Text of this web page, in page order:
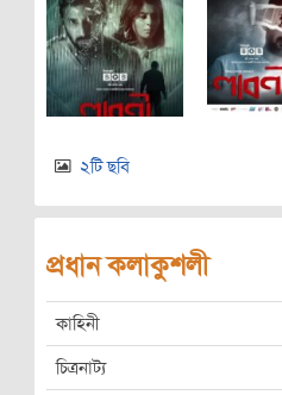
২টি ছবি
প্রধান কলাকুশলী
কাহিনী
চিত্রনাট্য